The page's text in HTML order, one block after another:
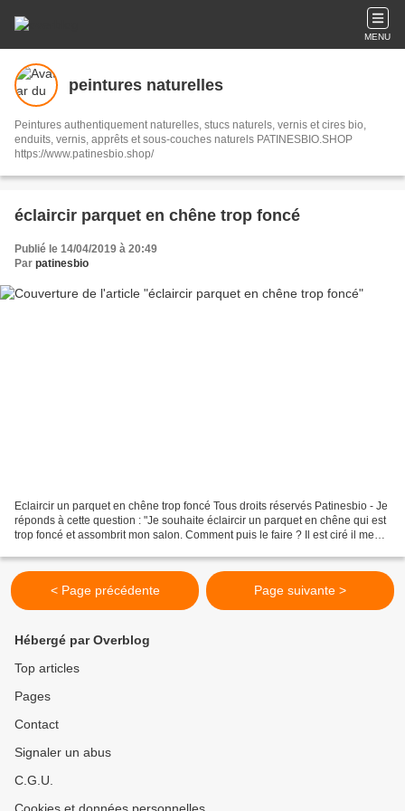
MENU
peintures naturelles
Peintures authentiquement naturelles, stucs naturels, vernis et cires bio,
enduits, vernis, apprêts et sous-couches naturels PATINESBIO.SHOP
https://www.patinesbio.shop/
éclaircir parquet en chêne trop foncé
Publié le 14/04/2019 à 20:49
Par patinesbio
Eclaircir un parquet en chêne trop foncé Tous droits réservés Patinesbio - Je
réponds à cette question : "Je souhaite éclaircir un parquet en chêne qui est
trop foncé et assombrit mon salon. Comment puis le faire ? Il est ciré il me
< Page précédente Page suivante >
Hébergé par Overblog
Top articles
Pages
Contact
Signaler un abus
C.G.U.